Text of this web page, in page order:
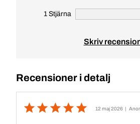
1 Stjärna
Skriv
Recensioner i detalj
12 maj 2026 |